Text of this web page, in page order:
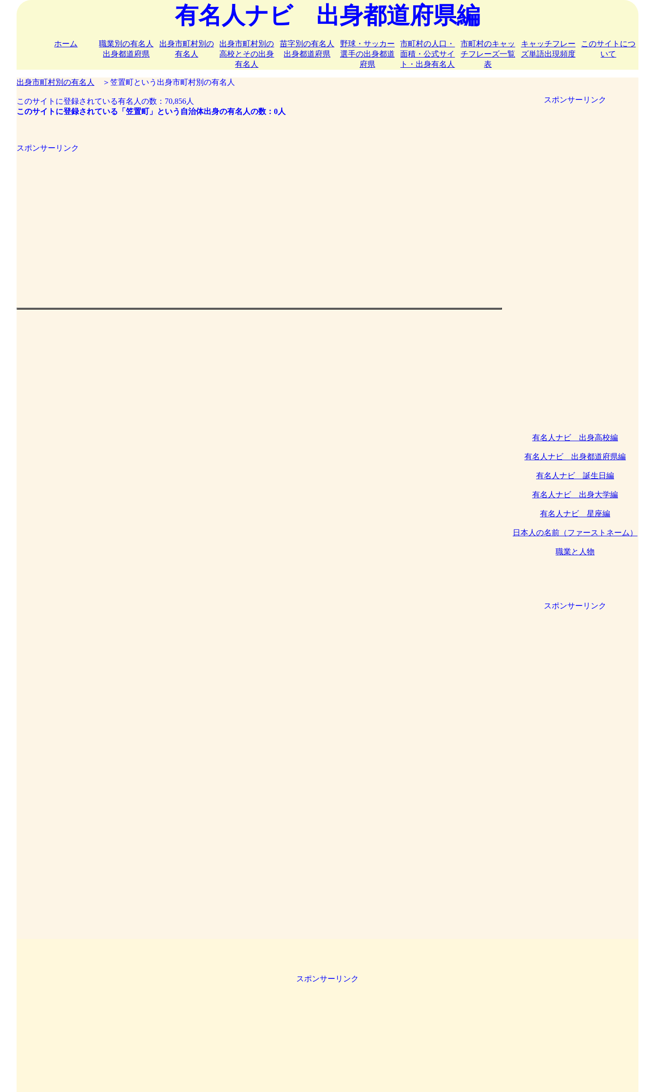
有名人ナビ 出身都道府県編
ホーム
職業別の有名人
出身都道府県
出身市町村別の
有名人
出身市町村別の
高校とその出身
有名人
苗字別の有名人
出身都道府県
野球・サッカー
選手の出身都道
府県
市町村の人口・
面積・公式サイ
ト・出身有名人
市町村のキャッ
チフレーズ一覧
表
キャッチフレー
ズ単語出現頻度
このサイトにつ
いて
出身市町村別の有名人 ＞笠置町という出身市町村別の有名人
このサイトに登録されている有名人の数：70,856人
このサイトに登録されている「笠置町」という自治体出身の有名人の数：0人
スポンサーリンク
スポンサーリンク
有名人ナビ 出身高校編
有名人ナビ 出身都道府県編
有名人ナビ 誕生日編
有名人ナビ 出身大学編
有名人ナビ 星座編
日本人の名前（ファーストネーム）
職業と人物
スポンサーリンク
スポンサーリンク